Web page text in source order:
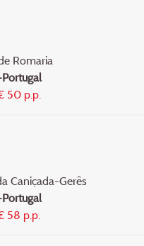
Romaria
50 p.p.
Caniçada-Gerês
58 p.p.